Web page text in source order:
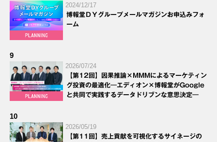
2024/12/17
博報堂ＤＹグループメールマガジンお申込みフォ
ーム
9
2026/07/24
【第12回】因果推論×MMMによるマーケティン
グ投資の最適化―エディオン×博報堂がGoogle
と共同で実践するデータドリブンな意思決定―
10
2026/05/19
【第11回】売上貢献を可視化するサイネージの